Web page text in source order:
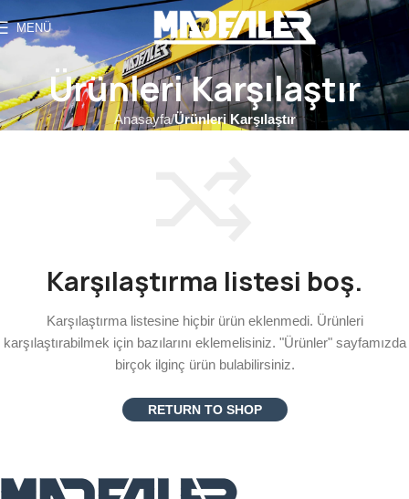
MENÜ
Ürünleri Karşılaştır
Anasayfa Ürünleri Karşılaştır
Karşılaştırma listesi boş.
Karşılaştırma listesine hiçbir ürün eklenmedi. Ürünleri
karşılaştırabilmek için bazılarını eklemelisiniz. "Ürünler" sayfamızda
birçok ilginç ürün bulabilirsiniz.
RETURN TO SHOP